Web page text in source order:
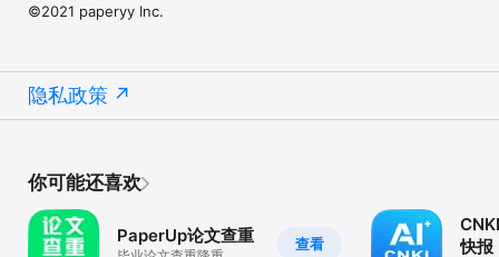
©2021 paperyy Inc.
隐私政策
你可能还喜欢
查看
PaperUp论文查重
快报